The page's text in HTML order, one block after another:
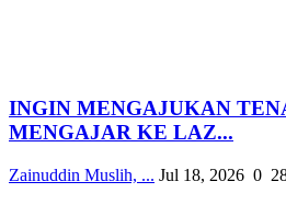
INGIN MENGAJUKAN
MENGAJAR KE LAZ...
Zainuddin Muslih, ... Jul 18, 2026 0